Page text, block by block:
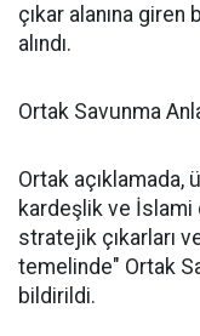
çıkar alanına
alındı.
Ortak Savunma
Ortak açıklamada,
kardeşlik ve İslami
stratejik çıkarları
temelinde" Ortak
bildirildi.